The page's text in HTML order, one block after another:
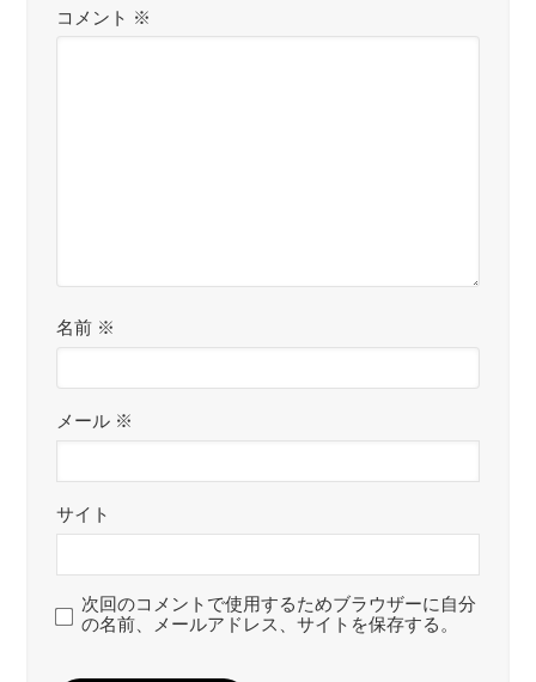
コメント ※
名前 ※
メール ※
サイト
次回のコメントで使用するためブラウザーに自分
の名前、メールアドレス、サイトを保存する。